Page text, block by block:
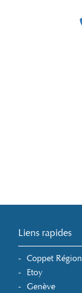
Liens rapides
Coppet Région
Etoy
Genève